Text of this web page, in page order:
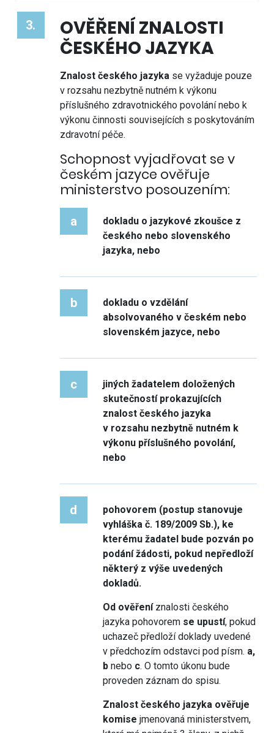
3.
OVĚŘENÍ ZNALOSTI
ČESKÉHO JAZYKA
Znalost českého jazykase vyžaduje pouze
v rozsahu nezbytně nutném k výkonu
příslušného zdravotnického povolání nebo k
výkonu činnosti souvisejících s poskytováním
zdravotní péče.
Schopnost vyjadřovat se v
českém jazyce ověřuje
ministerstvo posouzením:
a
dokladu o jazykové zkoušce z
českého nebo slovenského
jazyka, nebo
b
dokladu o vzdělání
absolvovaného v českém nebo
slovenském jazyce, nebo
c
jiných žadatelem doložených
skutečností prokazujících
znalost českého jazyka
v rozsahu nezbytně nutném k
výkonu příslušného povolání,
nebo
d
pohovorem (postup stanovuje
vyhláška č. 189/2009 Sb.), ke
kterému žadatel bude pozván po
podání žádosti, pokud nepředloží
některý z výše uvedených
dokladů.
Od ověřeníznalosti českého
jazyka pohovorem se upustí, pokud
uchazeč předloží doklady uvedené
v předchozím odstavci pod písm. a,
bnebo c. O tomto úkonu bude
proveden záznam do spisu.
Znalost českého jazyka ověřuje
komise jmenovaná ministerstvem,